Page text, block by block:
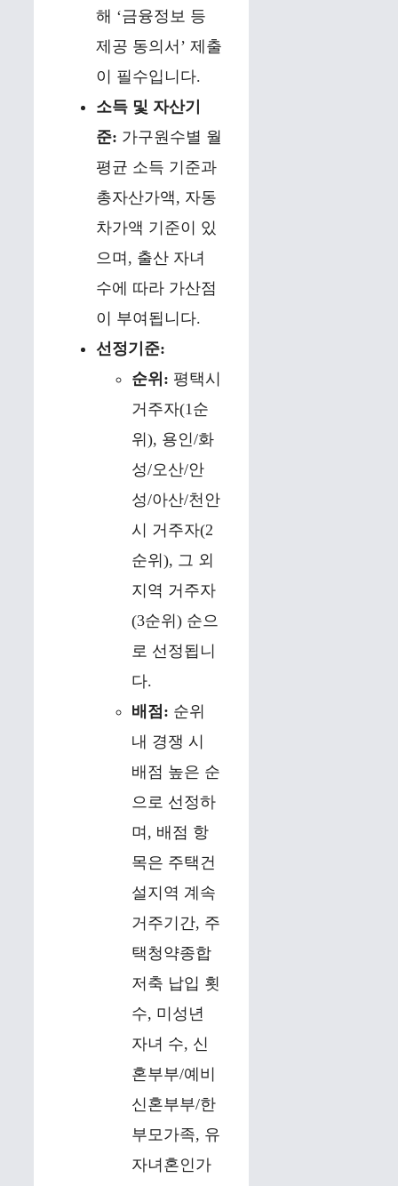
해 ‘금융정보 등
제공 동의서’ 제출
이 필수입니다.
소득 및 자산기
준: 가구원수별 월
평균 소득 기준과
총자산가액, 자동
차가액 기준이 있
으며, 출산 자녀
수에 따라 가산점
이 부여됩니다.
선정기준:
순위: 평택시
거주자(1순
위), 용인/화
성/오산/안
성/아산/천안
시 거주자(2
순위), 그 외
지역 거주자
(3순위) 순으
로 선정됩니
다.
배점: 순위
내 경쟁 시
배점 높은 순
으로 선정하
며, 배점 항
목은 주택건
설지역 계속
거주기간, 주
택청약종합
저축 납입 횟
수, 미성년
자녀 수, 신
혼부부/예비
신혼부부/한
부모가족, 유
자녀혼인가